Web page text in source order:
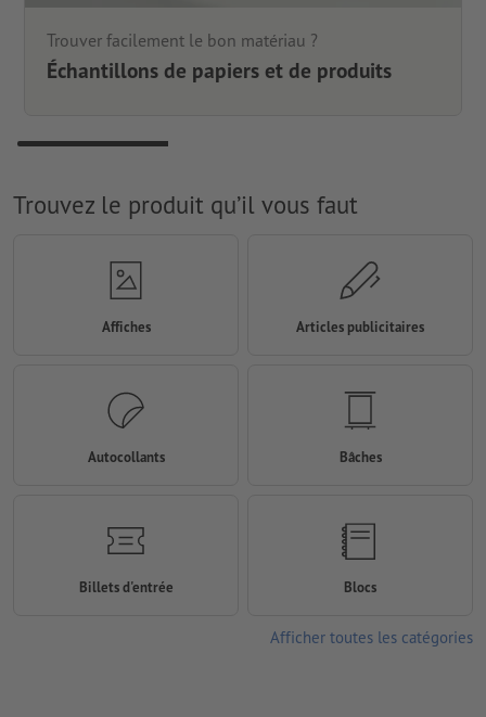
Trouver facilement le bon matériau ?
Échantillons de papiers et de produits
Trouvez le produit qu’il vous faut
Affiches Articles publicitaires
Autocollants Bâches
Billets d'entrée Blocs
Afficher toutes les catégories